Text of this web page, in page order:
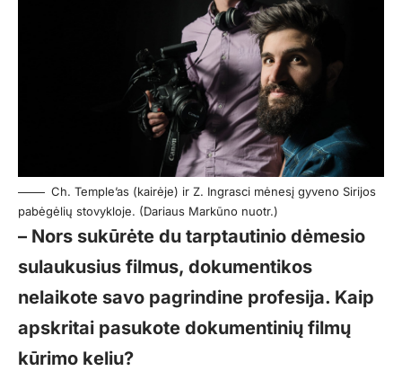
Ch. Temple’as (kairėje) ir Z. Ingrasci mėnesį gyveno Sirijos
pabėgėlių stovykloje. (Dariaus Markūno nuotr.)
– Nors sukūrėte du tarptautinio dėmesio
sulaukusius filmus, dokumentikos
nelaikote savo pagrindine profesija. Kaip
apskritai pasukote dokumentinių filmų
kūrimo keliu?